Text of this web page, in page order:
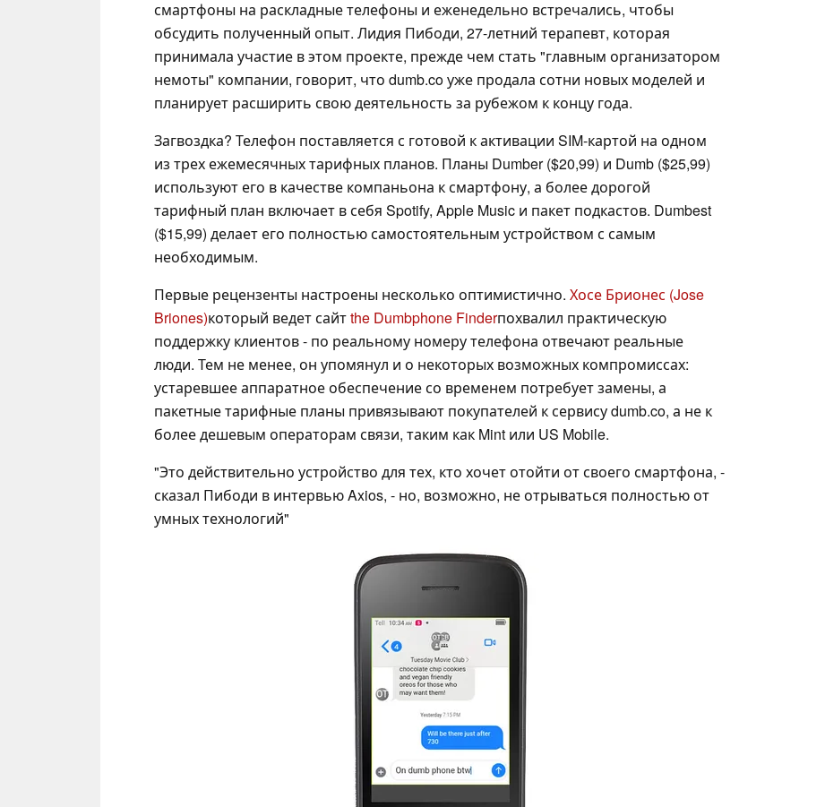
смартфоны на раскладные телефоны и еженедельно встречались, чтобы
обсудить полученный опыт. Лидия Пибоди, 27-летний терапевт, которая
принимала участие в этом проекте, прежде чем стать "главным организатором
немоты" компании, говорит, что dumb.co уже продала сотни новых моделей и
планирует расширить свою деятельность за рубежом к концу года.
Загвоздка? Телефон поставляется с готовой к активации SIM-картой на одном
из трех ежемесячных тарифных планов. Планы Dumber ($20,99) и Dumb ($25,99)
используют его в качестве компаньона к смартфону, а более дорогой
тарифный план включает в себя Spotify, Apple Music и пакет подкастов. Dumbest
($15,99) делает его полностью самостоятельным устройством с самым
необходимым.
Первые рецензенты настроены несколько оптимистично. Хосе Брионес (Jose
Briones)который ведет сайтthe Dumbphone Finderпохвалил практическую
поддержку клиентов - по реальному номеру телефона отвечают реальные
люди. Тем не менее, он упомянул и о некоторых возможных компромиссах:
устаревшее аппаратное обеспечение со временем потребует замены, а
пакетные тарифные планы привязывают покупателей к сервису dumb.co, а не к
более дешевым операторам связи, таким как Mint или US Mobile.
"Это действительно устройство для тех, кто хочет отойти от своего смартфона, -
сказал Пибоди в интервью Axios, - но, возможно, не отрываться полностью от
умных технологий"